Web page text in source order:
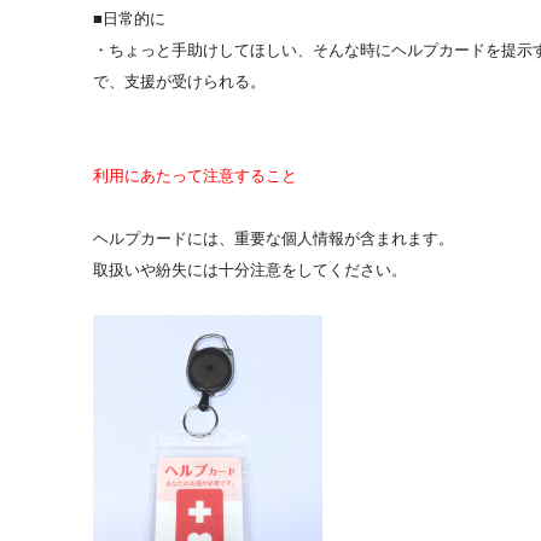
■日常的に
・ちょっと手助けしてほしい、そんな時にヘルプカードを提示
で、支援が受けられる。
利用にあたって注意すること
ヘルプカードには、重要な個人情報が含まれます。
取扱いや紛失には十分注意をしてください。